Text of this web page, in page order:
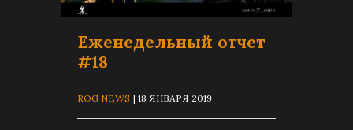
Еженедельный отчет
#18
ROG NEWS | 18 ЯНВАРЯ 2019